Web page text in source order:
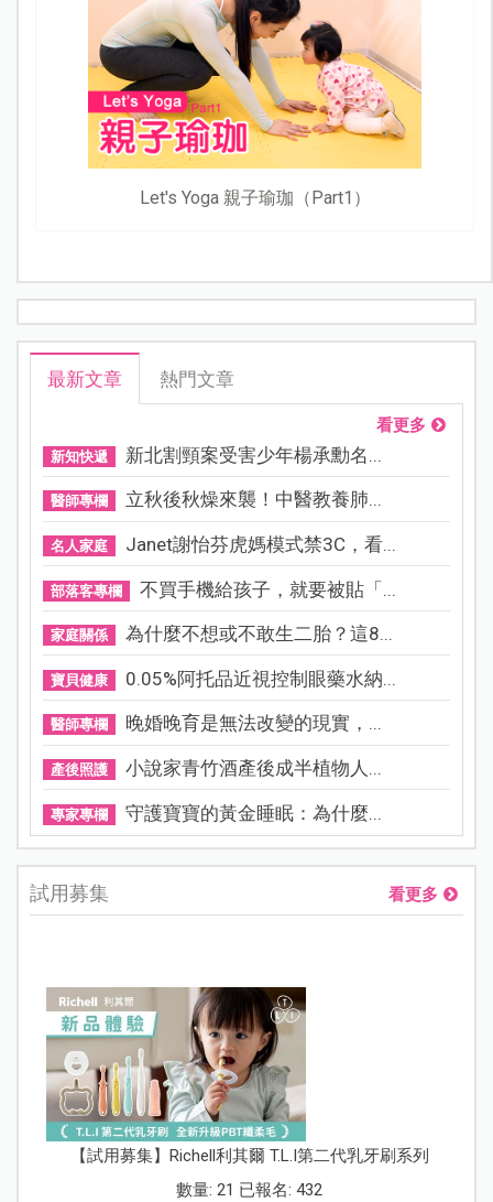
Let's Yoga 親子瑜珈（Part1）
最新文章 熱門文章
看更多
新知快遞 新北割頸案受害少年楊承勳名...
醫師專欄 立秋後秋燥來襲！中醫教養肺...
名人家庭 Janet謝怡芬虎媽模式禁3C，看...
部落客專欄 不買手機給孩子，就要被貼「...
家庭關係 為什麼不想或不敢生二胎？這8...
寶貝健康 0.05%阿托品近視控制眼藥水納...
醫師專欄 晚婚晚育是無法改變的現實，...
產後照護 小說家青竹酒產後成半植物人...
專家專欄 守護寶寶的黃金睡眠：為什麼...
試用募集 看更多
【試用募集】Richell利其爾 T.L.I第二代乳牙刷系列
數量: 21 已報名: 432